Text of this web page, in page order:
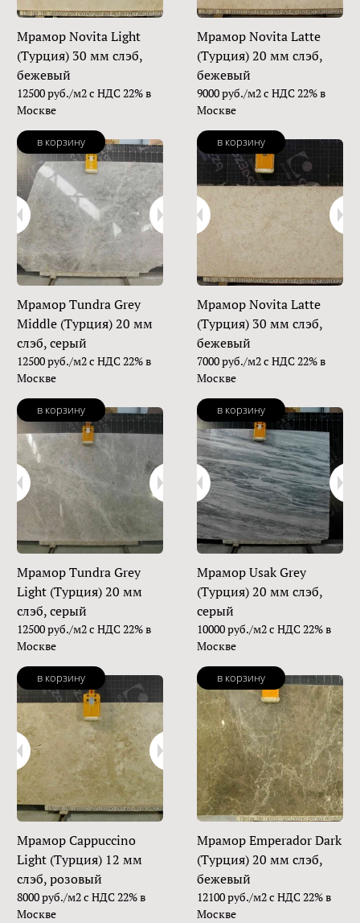
Мрамор Novita Light
(Турция) 30 мм слэб,
бежевый
12500 руб./м2 с НДС 22% в
Москве
в корзину
Мрамор Novita Latte
(Турция) 20 мм слэб,
бежевый
9000 руб./м2 с НДС 22% в
Москве
в корзину
Мрамор Tundra Grey
Middle (Турция) 20 мм
слэб, серый
12500 руб./м2 с НДС 22% в
Москве
в корзину
Мрамор Novita Latte
(Турция) 30 мм слэб,
бежевый
7000 руб./м2 с НДС 22% в
Москве
в корзину
Мрамор Tundra Grey
Light (Турция) 20 мм
слэб, серый
12500 руб./м2 с НДС 22% в
Москве
в корзину
Мрамор Usak Grey
(Турция) 20 мм слэб,
серый
10000 руб./м2 с НДС 22% в
Москве
в корзину
Мрамор Cappuccino
Light (Турция) 12 мм
слэб, розовый
8000 руб./м2 с НДС 22% в
Москве
Мрамор Emperador Dark
(Турция) 20 мм слэб,
бежевый
12100 руб./м2 с НДС 22% в
Москве